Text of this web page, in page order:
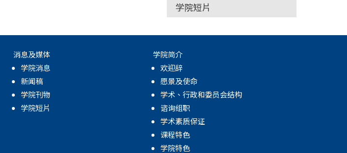
学院短片
消息及媒体
学院消息
新闻稿
学院刊物
学院短片
学院简介
欢迎辞
愿景及使命
学术、行政和委员会结构
谘询组职
学术素质保证
课程特色
学院特色